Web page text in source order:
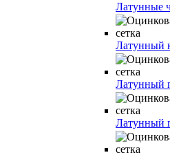
Латунные
Латунный
Латунный
Латунный